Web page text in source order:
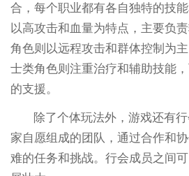
合，每个职业都有各自独特的技
以高攻击和血量为特点，主要负
角色则以远程攻击和群体控制为
士类角色则注重治疗和辅助技能
的支援。
除了个体玩法外，游戏还有
家自愿组成的团队，通过合作和
难的任务和挑战。行会成员之间